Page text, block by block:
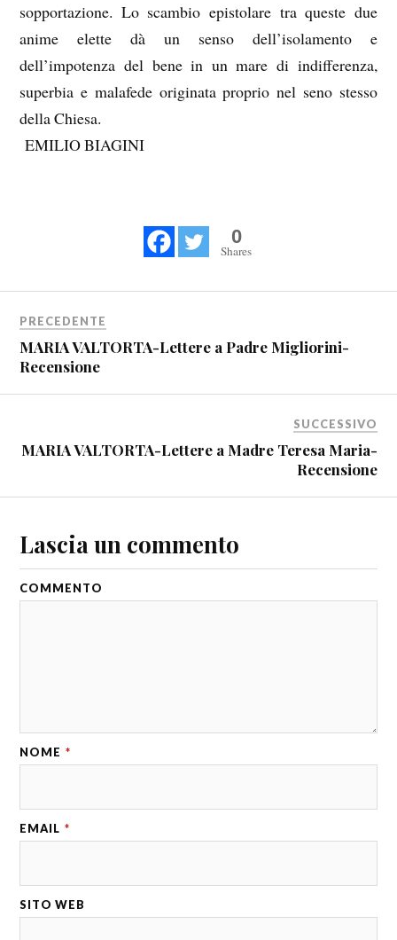
sopportazione. Lo scambio epistolare tra queste due
anime elette dà un senso dell’isolamento e
dell’impotenza del bene in un mare di indifferenza,
superbia e malafede originata proprio nel seno stesso
della Chiesa.
EMILIO BIAGINI
0
Shares
PRECEDENTE
MARIA VALTORTA-Lettere a Padre Migliorini-
Recensione
SUCCESSIVO
MARIA VALTORTA-Lettere a Madre Teresa Maria-
Recensione
Lascia un commento
COMMENTO
NOME *
EMAIL *
SITO WEB